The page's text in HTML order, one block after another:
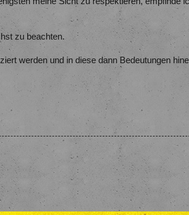
zu beachten.
werden und in diese dann Bedeutungen